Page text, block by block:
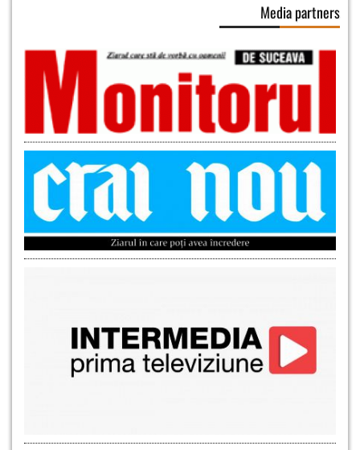
Media partners